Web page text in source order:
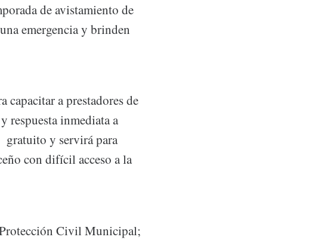
de avistamiento de
emergencia y brinden
a prestadores de
respuesta inmediata a
gratuito y servirá para
con difícil acceso a la
Protección Civil Municipal;